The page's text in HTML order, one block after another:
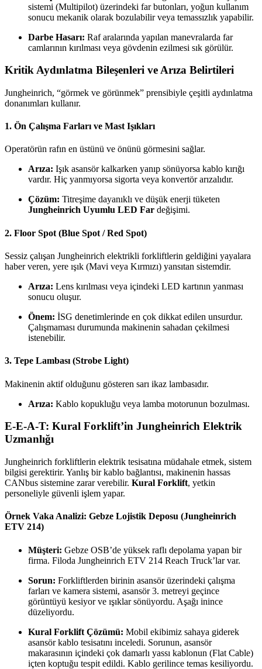
sistemi (Multipilot) üzerindeki far butonları, yoğun kullanım
sonucu mekanik olarak bozulabilir veya temassızlık yapabilir.
Darbe Hasarı: Raf aralarında yapılan manevralarda far
camlarının kırılması veya gövdenin ezilmesi sık görülür.
Kritik Aydınlatma Bileşenleri ve Arıza Belirtileri
Jungheinrich, “görmek ve görünmek” prensibiyle çeşitli aydınlatma
donanımları kullanır.
1. Ön Çalışma Farları ve Mast Işıkları
Operatörün rafın en üstünü ve önünü görmesini sağlar.
Arıza: Işık asansör kalkarken yanıp sönüyorsa kablo kırığı
vardır. Hiç yanmıyorsa sigorta veya konvertör arızalıdır.
Çözüm: Titreşime dayanıklı ve düşük enerji tüketen
Jungheinrich Uyumlu LED Far değişimi.
2. Floor Spot (Blue Spot / Red Spot)
Sessiz çalışan Jungheinrich elektrikli forkliftlerin geldiğini yayalara
haber veren, yere ışık (Mavi veya Kırmızı) yansıtan sistemdir.
Arıza: Lens kırılması veya içindeki LED kartının yanması
sonucu oluşur.
Önem: İSG denetimlerinde en çok dikkat edilen unsurdur.
Çalışmaması durumunda makinenin sahadan çekilmesi
istenebilir.
3. Tepe Lambası (Strobe Light)
Makinenin aktif olduğunu gösteren sarı ikaz lambasıdır.
Arıza: Kablo kopukluğu veya lamba motorunun bozulması.
E-E-A-T: Kural Forklift’in Jungheinrich Elektrik
Uzmanlığı
Jungheinrich forkliftlerin elektrik tesisatına müdahale etmek, sistem
bilgisi gerektirir. Yanlış bir kablo bağlantısı, makinenin hassas
CANbus sistemine zarar verebilir. Kural Forklift, yetkin
personeliyle güvenli işlem yapar.
Örnek Vaka Analizi: Gebze Lojistik Deposu (Jungheinrich
ETV 214)
Müşteri: Gebze OSB’de yüksek raflı depolama yapan bir
firma. Filoda Jungheinrich ETV 214 Reach Truck’lar var.
Sorun: Forkliftlerden birinin asansör üzerindeki çalışma
farları ve kamera sistemi, asansör 3. metreyi geçince
görüntüyü kesiyor ve ışıklar sönüyordu. Aşağı inince
düzeliyordu.
Kural Forklift Çözümü: Mobil ekibimiz sahaya giderek
asansör kablo tesisatını inceledi. Sorunun, asansör
makarasının içindeki çok damarlı yassı kablonun (Flat Cable)
içten koptuğu tespit edildi. Kablo gerilince temas kesiliyordu.